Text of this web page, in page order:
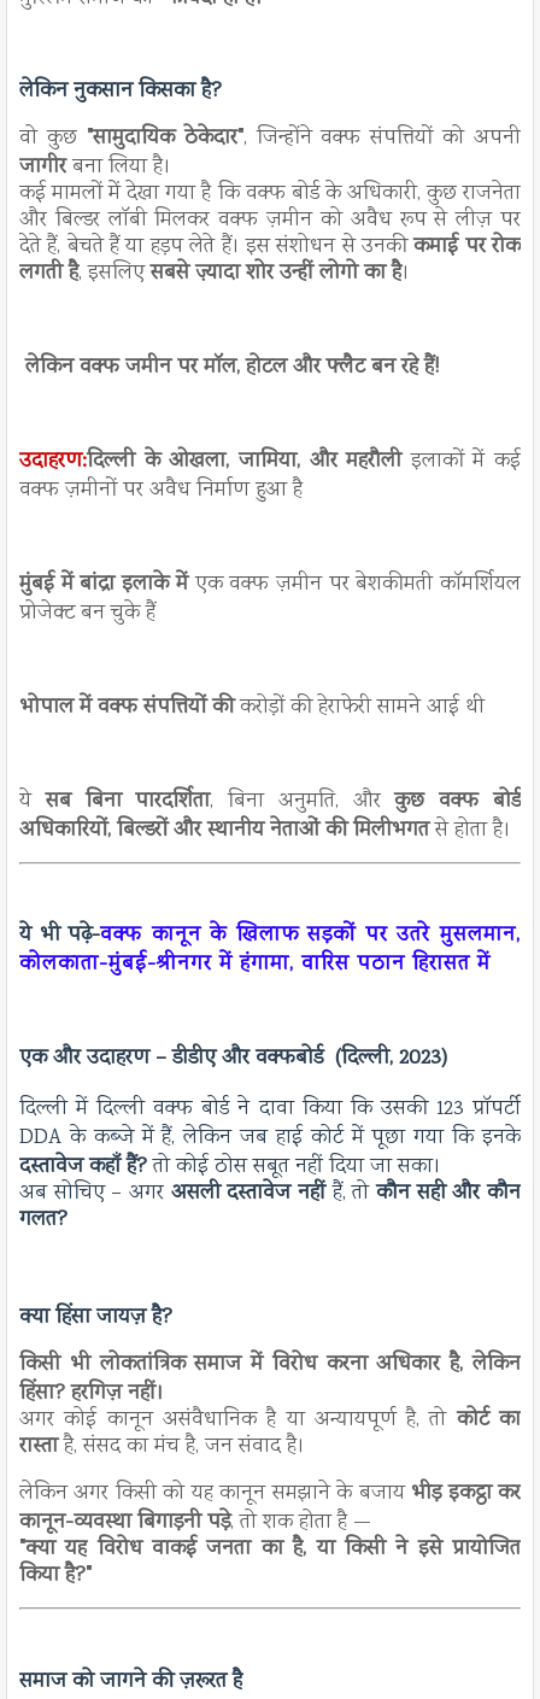
लेकिन नुकसान किसका है?
वो कुछ "सामुदायिक ठेकेदार", जिन्होंने वक्फ संपत्तियों को अपनी
जागीरबना लिया है।
कई मामलों में देखा गया है कि वक्फ बोर्ड के अधिकारी, कुछ राजनेता
और बिल्डर लॉबी मिलकर वक्फ ज़मीन को अवैध रूप से लीज़ पर
देते हैं, बेचते हैं या हड़प लेते हैं। इस संशोधन से उनकीकमाई पर रोक
लगती है, इसलिएसबसे ज़्यादा शोर उन्हीं लोगो का है।
लेकिन वक्फ जमीन पर मॉल, होटल और फ्लैट बन रहे हैं!
उदाहरण:दिल्ली के ओखला, जामिया, और महरौलीइलाकों में कई
वक्फ ज़मीनों पर अवैध निर्माण हुआ है
मुंबई में बांद्रा इलाके मेंएक वक्फ ज़मीन पर बेशकीमती कॉमर्शियल
प्रोजेक्ट बन चुके हैं
भोपाल में वक्फ संपत्तियों कीकरोड़ों की हेराफेरी सामने आई थी
येसब बिना पारदर्शिता, बिना अनुमति, औरकुछ वक्फ बोर्ड
अधिकारियों, बिल्डरों और स्थानीय नेताओं की मिलीभगतसे होता है।
ये भी पढ़े-वक्फ कानून के खिलाफ सड़कों पर उतरे मुसलमान,
कोलकाता-मुंबई-श्रीनगर में हंगामा, वारिस पठान हिरासत में
एक और उदाहरण – डीडीए और वक्फबोर्ड (दिल्ली, 2023)
दिल्ली में दिल्ली वक्फ बोर्ड ने दावा किया कि उसकी 123 प्रॉपर्टी
DDA के कब्जे में हैं, लेकिन जब हाई कोर्ट में पूछा गया कि इनके
दस्तावेज कहाँ हैं?तो कोई ठोस सबूत नहीं दिया जा सका।
अब सोचिए – अगर असली दस्तावेज नहींहैं, तोकौन सही और कौन
गलत?
क्या हिंसा जायज़ है?
किसी भी लोकतांत्रिक समाज में विरोध करना अधिकार है, लेकिन
हिंसा? हरगिज़ नहीं।
अगर कोई कानून असंवैधानिक है या अन्यायपूर्ण है, तोकोर्ट का
रास्ताहै, संसद का मंच है, जन संवाद है।
लेकिन अगर किसी को यह कानून समझाने के बजायभीड़ इकट्ठा कर
कानून-व्यवस्था बिगाड़नी पड़े, तो शक होता है —
"क्या यह विरोध वाकई जनता का है, या किसी ने इसे प्रायोजित
किया है?"
समाज को जागने की ज़रूरत है